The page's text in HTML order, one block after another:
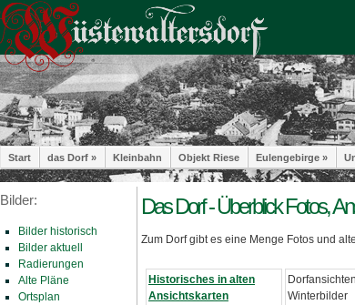
Start das Dorf » Kleinbahn Objekt Riese Eulengebirge »
Bilder:
Bilder historisch
Bilder aktuell
Radierungen
Alte Pläne
Ortsplan
Das Dorf - Überblick Fotos,
Zum Dorf gibt es eine Menge Fotos und
Historisches in alten
Ansichtskarten
Dorfansichten
Winterbilder